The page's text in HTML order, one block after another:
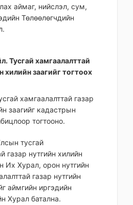
аймаг, нийслэл, сум,
Төлөөлөгчдийн
Тусгай хамгаалалттай
хилийн заагийг тогтоох
хамгаалалттай газар
заагийг кадастрын
тогтооно.
тусгай
газар нутгийн хилийн
Их Хурал, орон нутгийн
газар нутгийн
аймгийн иргэдийн
Хурал батална.